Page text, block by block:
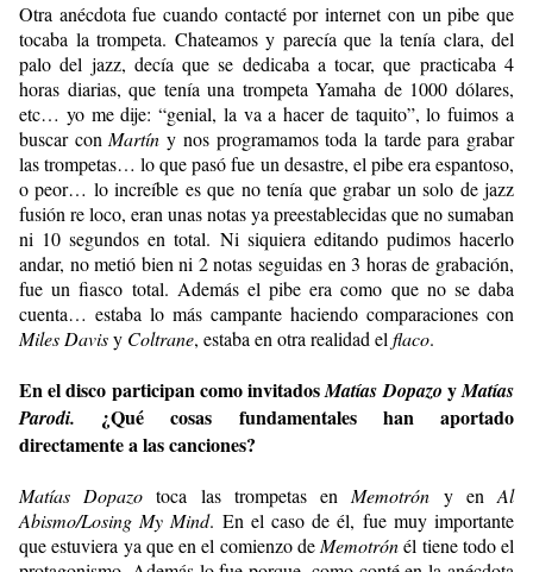
Otra anécdota fue cuando contacté por internet con un pibe que
tocaba la trompeta. Chateamos y parecía que la tenía clara, del
palo del jazz, decía que se dedicaba a tocar, que practicaba 4
horas diarias, que tenía una trompeta Yamaha de 1000 dólares,
etc… yo me dije: “genial, la va a hacer de taquito”, lo fuimos a
buscar conMartín y nos programamos toda la tarde para grabar
las trompetas… lo que pasó fue un desastre, el pibe era espantoso,
o peor… lo increíble es que no tenía que grabar un solo de jazz
fusión re loco, eran unas notas ya preestablecidas que no sumaban
ni 10 segundos en total. Ni siquiera editando pudimos hacerlo
andar, no metió bien ni 2 notas seguidas en 3 horas de grabación,
fue un fiasco total. Además el pibe era como que no se daba
cuenta… estaba lo más campante haciendo comparaciones con
Miles Davisy Coltrane, estaba en otra realidad elflaco.
En el disco participan como invitadosMatías Dopazo yMatías
Parodi. ¿Qué cosas fundamentales han aportado
directamente a las canciones?
Matías Dopazo toca las trompetas enMemotrón y enAl
Abismo/Losing My Mind. En el caso de él, fue muy importante
que estuviera ya que en el comienzo deMemotrónél tiene todo el